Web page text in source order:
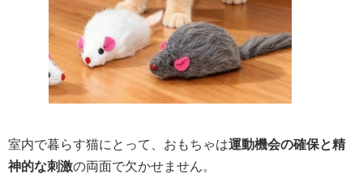
室内で暮らす猫にとって、おもちゃは運動機会の確保と精
神的な刺激の両面で欠かせません。